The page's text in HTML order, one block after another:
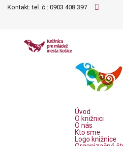
Kontakt: tel. č.: 0903 408 397
Úvod
O knižnici
O nás
Kto sme
Logo knižnice